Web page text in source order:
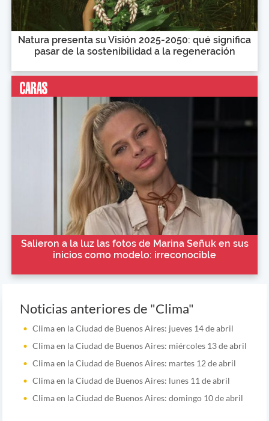
Natura presenta su Visión 2025-2050: qué significa
pasar de la sostenibilidad a la regeneración
Salieron a la luz las fotos de Marina Señuk en sus
inicios como modelo: irreconocible
Noticias anteriores de "Clima"
Clima en la Ciudad de Buenos Aires: jueves 14 de abril
Clima en la Ciudad de Buenos Aires: miércoles 13 de abril
Clima en la Ciudad de Buenos Aires: martes 12 de abril
Clima en la Ciudad de Buenos Aires: lunes 11 de abril
Clima en la Ciudad de Buenos Aires: domingo 10 de abril